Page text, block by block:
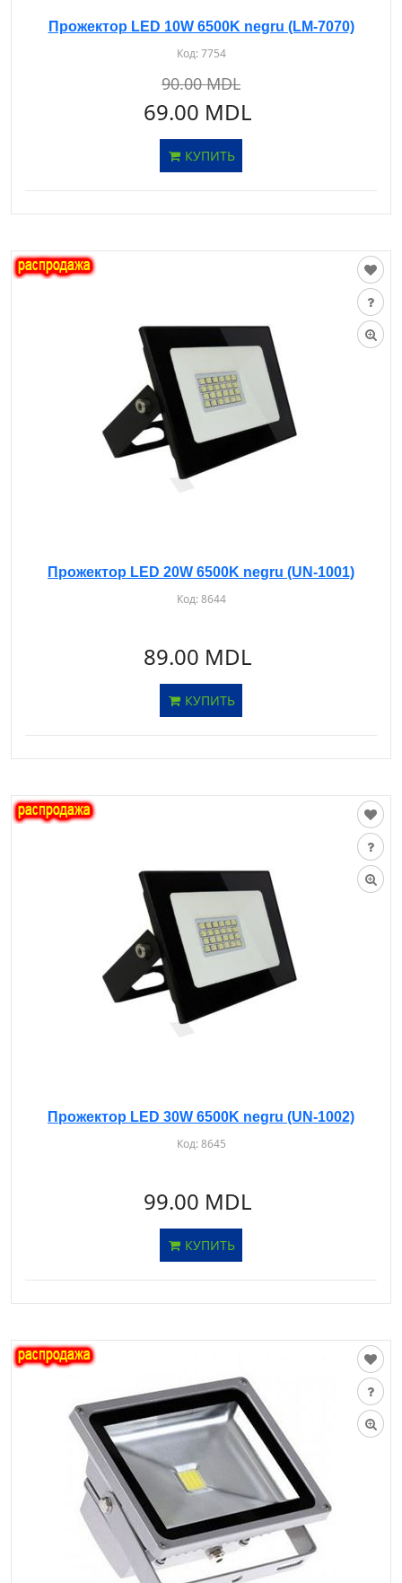
Прожектор LED 10W 6500K negru (LM-7070)
Код:7754
90.00 MDL
69.00 MDL
КУПИТЬ
Прожектор LED 20W 6500K negru (UN-1001)
Код:8644
89.00 MDL
КУПИТЬ
Прожектор LED 30W 6500K negru (UN-1002)
Код:8645
99.00 MDL
КУПИТЬ